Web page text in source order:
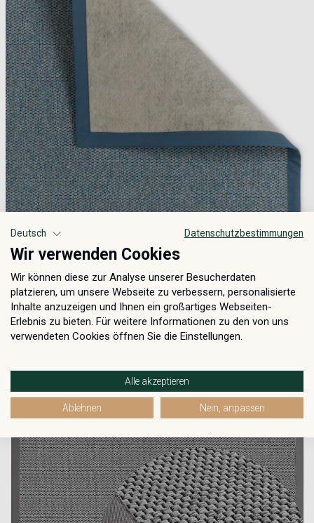
Naturana Panama S2 Grau
Deutsch Datenschutzbestimmungen
Wir verwenden Cookies
Wir können diese zur Analyse unserer Besucherdaten
platzieren, um unsere Webseite zu verbessern, personalisierte
Inhalte anzuzeigen und Ihnen ein großartiges Webseiten-
Erlebnis zu bieten. Für weitere Informationen zu den von uns
verwendeten Cookies öffnen Sie die Einstellungen.
Alle akzeptieren
Ablehnen Nein, anpassen